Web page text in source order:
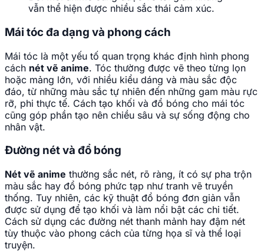
vẫn thể hiện được nhiều sắc thái cảm xúc.
Mái tóc đa dạng và phong cách
Mái tóc là một yếu tố quan trọng khác định hình phong
cách nét vẽ anime. Tóc thường được vẽ theo từng lọn
hoặc mảng lớn, với nhiều kiểu dáng và màu sắc độc
đáo, từ những màu sắc tự nhiên đến những gam màu rực
rỡ, phi thực tế. Cách tạo khối và đổ bóng cho mái tóc
cũng góp phần tạo nên chiều sâu và sự sống động cho
nhân vật.
Đường nét và đổ bóng
Nét vẽ anime thường sắc nét, rõ ràng, ít có sự pha trộn
màu sắc hay đổ bóng phức tạp như tranh vẽ truyền
thống. Tuy nhiên, các kỹ thuật đổ bóng đơn giản vẫn
được sử dụng để tạo khối và làm nổi bật các chi tiết.
Cách sử dụng các đường nét thanh mảnh hay đậm nét
tùy thuộc vào phong cách của từng họa sĩ và thể loại
truyện.